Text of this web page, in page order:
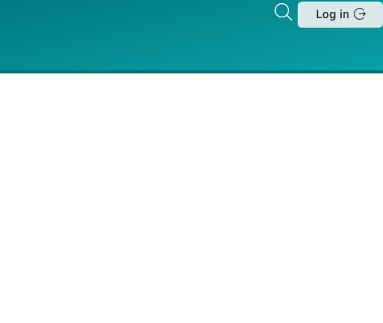
Zoeken
Log in